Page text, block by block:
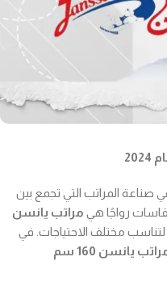
صناعة المراتب التي تجمع بين
رواجًا هي مراتب يانسن
لتناسب مختلف الاحتياجات. في
يانسن 160 سم